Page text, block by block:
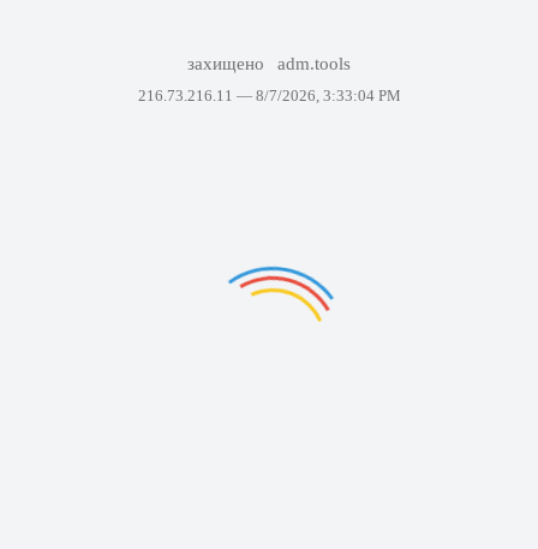
захищено adm.tools
216.73.216.11 — 8/7/2026, 3:33:04 PM